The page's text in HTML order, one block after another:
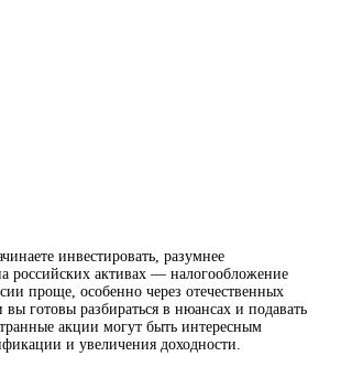
инвестировать, разумнее
российских активах — налогообложение
проще, особенно через отечественных
готовы разбираться в нюансах и подавать
акции могут быть интересным
и увеличения доходности.